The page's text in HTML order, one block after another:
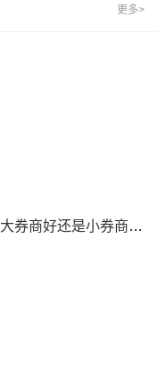
更多>
大券商与小券商有什么区别？炒股用大券商好还是小券商好？